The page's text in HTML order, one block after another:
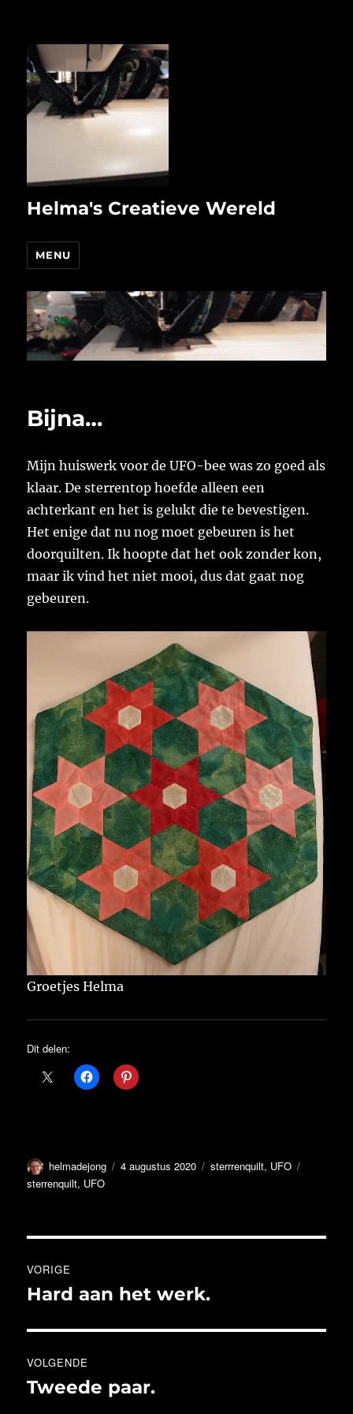
Helma's Creatieve Wereld
MENU
Bijna…
Mijn huiswerk voor de UFO-bee was zo goed als
klaar. De sterrentop hoefde alleen een
achterkant en het is gelukt die te bevestigen.
Het enige dat nu nog moet gebeuren is het
doorquilten. Ik hoopte dat het ook zonder kon,
maar ik vind het niet mooi, dus dat gaat nog
gebeuren.
Groetjes Helma
Dit delen:
Auteur
helmadejong
Geplaatst
4 augustus 2020 Categorieën
sterrrenquilt, UFO
sterrenquilt, UFO
navigatie
VORIGE
Vorig
Hard aan het werk.
VOLGENDE
Volgend
Tweede paar.